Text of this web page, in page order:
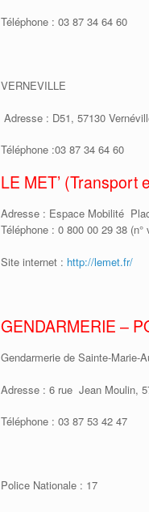
Téléphone : 03 87 34 64 60
VERNEVILLE
Adresse : D51, 57130
Téléphone :03 87 34 64 60
LE MET’ (Transport
Adresse : Espace Mobilité
Téléphone : 0 800 00 29 38
Site internet : http://lemet.fr/
GENDARMERIE –
Gendarmerie de Sainte-Marie-
Adresse : 6 rue Jean Moulin,
Téléphone : 03 87 53 42 47
Police Nationale : 17